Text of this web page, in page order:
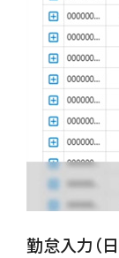
勤怠入力（日